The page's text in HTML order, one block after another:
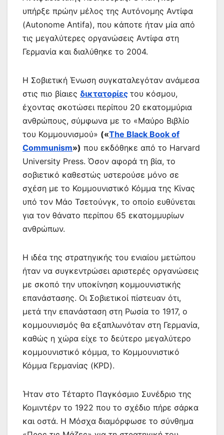
υπήρξε πρώην μέλος της Αυτόνομης Αντίφα
(Autonome Antifa), που κάποτε ήταν μία από
τις μεγαλύτερες οργανώσεις Αντίφα στη
Γερμανία και διαλύθηκε το 2004.
Η Σοβιετική Ένωση συγκαταλεγόταν ανάμεσα
στις πιο βίαιες δικτατορίες του κόσμου,
έχοντας σκοτώσει περίπου 20 εκατομμύρια
ανθρώπους, σύμφωνα με το «Μαύρο Βιβλίο
του Κομμουνισμού» («The Black Book of
Communism») που εκδόθηκε από το Harvard
University Press. Όσον αφορά τη βία, το
σοβιετικό καθεστώς υστερούσε μόνο σε
σχέση με το Κομμουνιστικό Κόμμα της Κίνας
υπό τον Μάο Τσετούνγκ, το οποίο ευθύνεται
για τον θάνατο περίπου 65 εκατομμυρίων
ανθρώπων.
Η ιδέα της στρατηγικής του ενιαίου μετώπου
ήταν να συγκεντρώσει αριστερές οργανώσεις
με σκοπό την υποκίνηση κομμουνιστικής
επανάστασης. Οι Σοβιετικοί πίστευαν ότι,
μετά την επανάσταση στη Ρωσία το 1917, ο
κομμουνισμός θα εξαπλωνόταν στη Γερμανία,
καθώς η χώρα είχε το δεύτερο μεγαλύτερο
κομμουνιστικό κόμμα, το Κομμουνιστικό
Κόμμα Γερμανίας (KPD).
Ήταν στο Τέταρτο Παγκόσμιο Συνέδριο της
Κομιντέρν το 1922 που το σχέδιο πήρε σάρκα
και οστά. Η Μόσχα διαμόρφωσε το σύνθημα